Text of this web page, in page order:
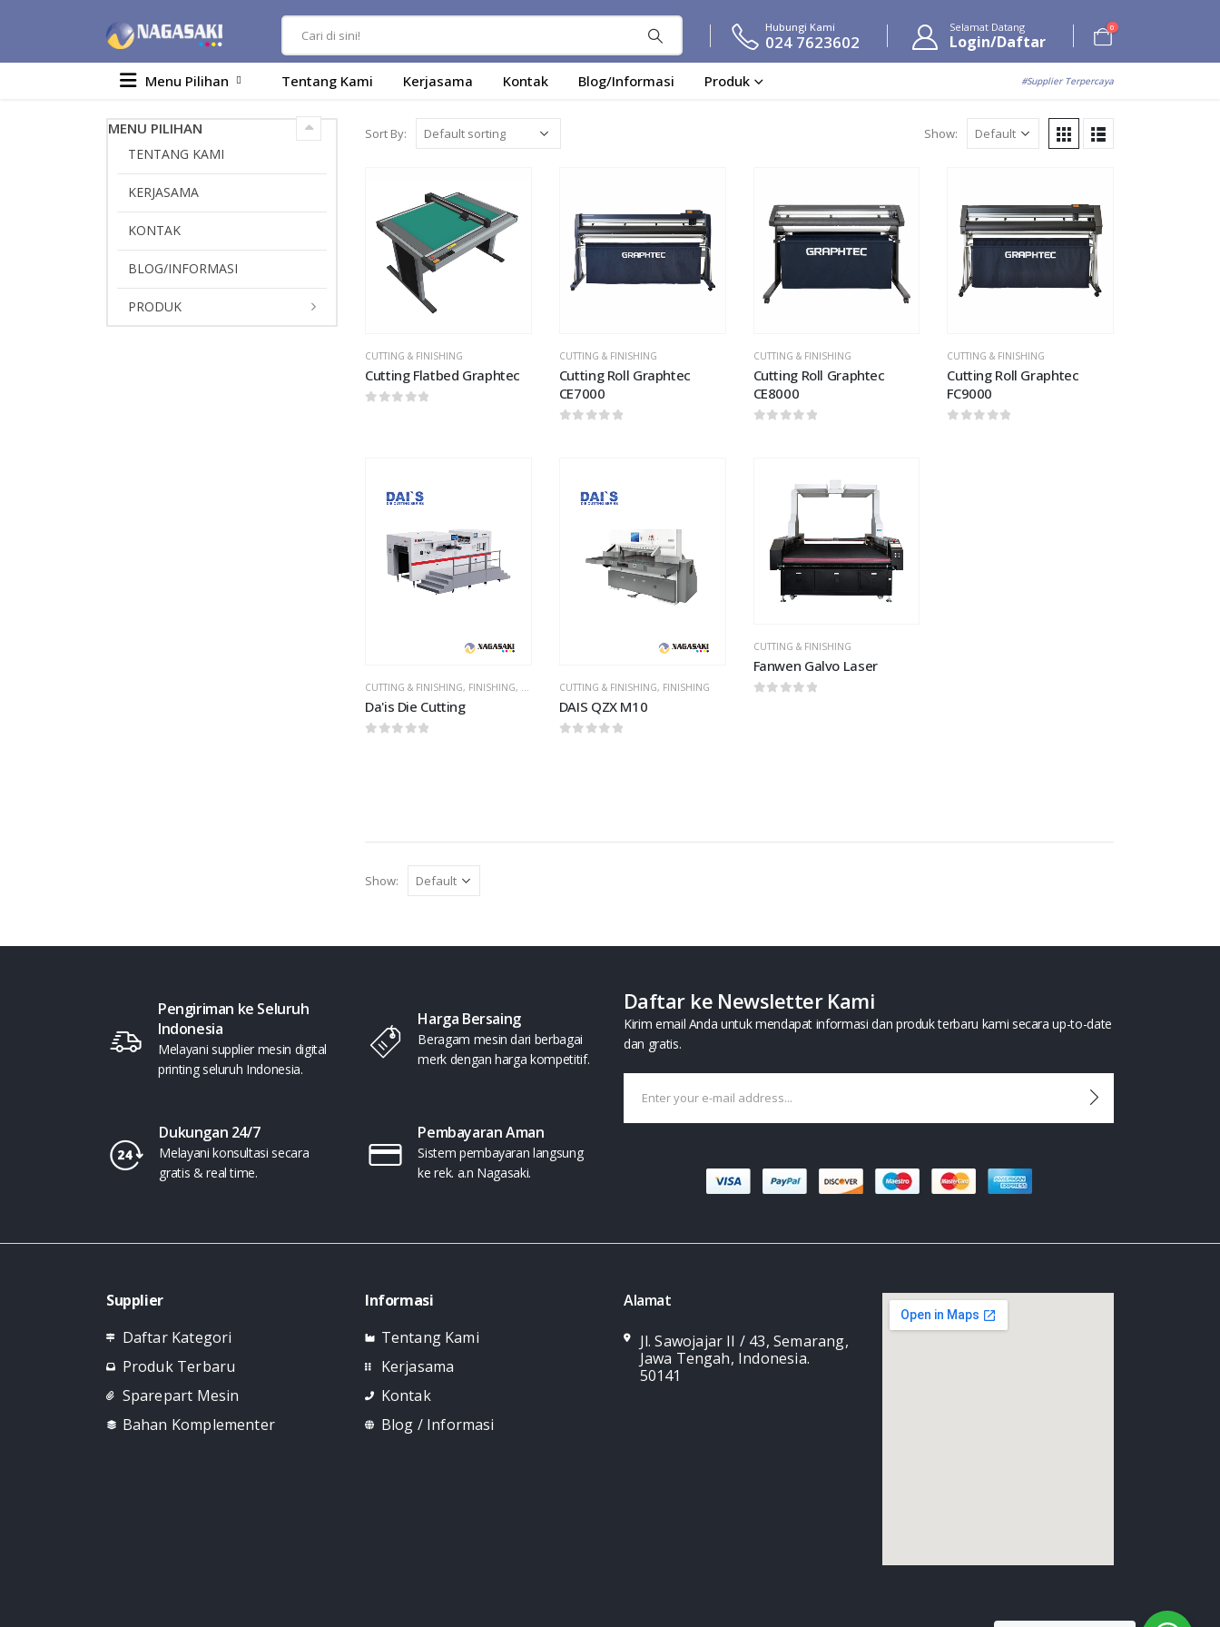
Hubungi Kami
024 7623602
Selamat Datang
Login/Daftar
0
Menu Pilihan Tentang Kami Kerjasama Kontak Blog/Informasi Produk #Supplier Terpercaya
Sort By: Show:
Add to
wishlist
CUTTING & FINISHING
Cutting Flatbed Graphtec
Add to
wishlist
CUTTING & FINISHING
Cutting Roll Graphtec
CE7000
Add to
wishlist
CUTTING & FINISHING
Cutting Roll Graphtec
CE8000
Add to
wishlist
CUTTING & FINISHING
Cutting Roll Graphtec
FC9000
wishlist
CUTTING & FINISHING, FINISHING, LAINNYA
Da'is Die Cutting
wishlist
CUTTING & FINISHING, FINISHING
DAIS QZX M10
Add to
wishlist
CUTTING & FINISHING
Fanwen Galvo Laser
Show:
MENU PILIHAN
TENTANG KAMI
KERJASAMA
KONTAK
BLOG/INFORMASI
PRODUK
Pengiriman ke Seluruh
Indonesia
Melayani supplier mesin digital
printing seluruh Indonesia.
Harga Bersaing
Beragam mesin dari berbagai
merk dengan harga kompetitif.
Dukungan 24/7
Melayani konsultasi secara
gratis & real time.
Pembayaran Aman
Sistem pembayaran langsung
ke rek. a.n Nagasaki.
Daftar ke Newsletter Kami
Kirim email Anda untuk mendapat informasi dan produk terbaru kami secara up-to-date
dan gratis.
Supplier
Daftar Kategori
Produk Terbaru
Sparepart Mesin
Bahan Komplementer
Informasi
Tentang Kami
Kerjasama
Kontak
Blog / Informasi
Alamat
Jl. Sawojajar II / 43, Semarang,
Jawa Tengah, Indonesia.
50141